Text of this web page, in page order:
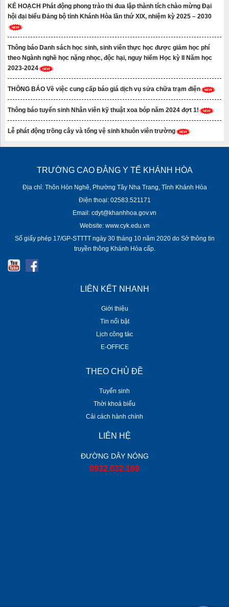
KẾ HOẠCH Phát động phong trào thi đua lập thành tích chào mừng Đại
hội đại biểu Đảng bộ tỉnh Khánh Hòa lần thứ XIX, nhiệm kỳ 2025 – 2030
Thông báo Danh sách học sinh, sinh viên thực học được giảm học phí
theo Ngành nghề học nặng nhọc, độc hại, nguy hiểm Học kỳ II Năm học
2023-2024
THÔNG BÁO Về việc cung cấp báo giá dịch vụ sửa chữa trạm điện
Thông báo tuyển sinh Nhân viên kỹ thuật xoa bóp năm 2024 đợt 1!
Lễ phát động trồng cây và tổng vệ sinh khuôn viên trường
TRƯỜNG CAO ĐẲNG Y TẾ KHÁNH HÒA
Địa chỉ: Thôn Hòn Nghê, Phường Tây Nha Trang, Tỉnh Khánh Hòa
Điện thoại: 02583.521171
Email: cdyt@khanhhoa.gov.vn
Website: www.cyk.edu.vn
Số giấy phép 17/GP-STTTT ngày 30 tháng 10 năm 2020 do Sở thông tin
truyền thông Khánh Hòa cấp.
LIÊN KẾT NHANH
Giới thiệu
Tin nổi bật
Lịch công tác
E-OFFICE
THEO CHỦ ĐỀ
Tuyển sinh
Thời khoá biểu
Cải cách hành chính
LIÊN HỆ
ĐƯỜNG DÂY NÓNG
0932.032.169